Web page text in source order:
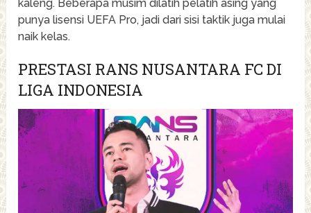
kaleng. Beberapa musim dilatih pelatih asing yang
punya lisensi UEFA Pro, jadi dari sisi taktik juga mulai
naik kelas.
PRESTASI RANS NUSANTARA FC DI
LIGA INDONESIA